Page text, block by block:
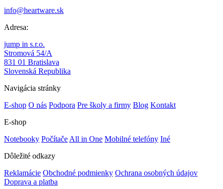
info@heartware.sk
Adresa:
jump in s.r.o.
Stromová 54/A
831 01 Bratislava
Slovenská Republika
Navigácia stránky
E-shop O nás Podpora Pre školy a firmy Blog Kontakt
E-shop
Notebooky Počítače All in One Mobilné telefóny Iné
Dôležité odkazy
Reklamácie Obchodné podmienky Ochrana osobných údajov
Doprava a platba